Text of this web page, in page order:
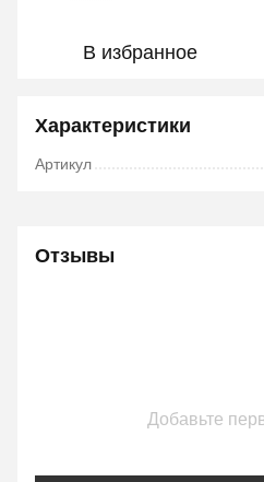
В избранное
Характеристики
Артикул
Отзывы
Добавьте